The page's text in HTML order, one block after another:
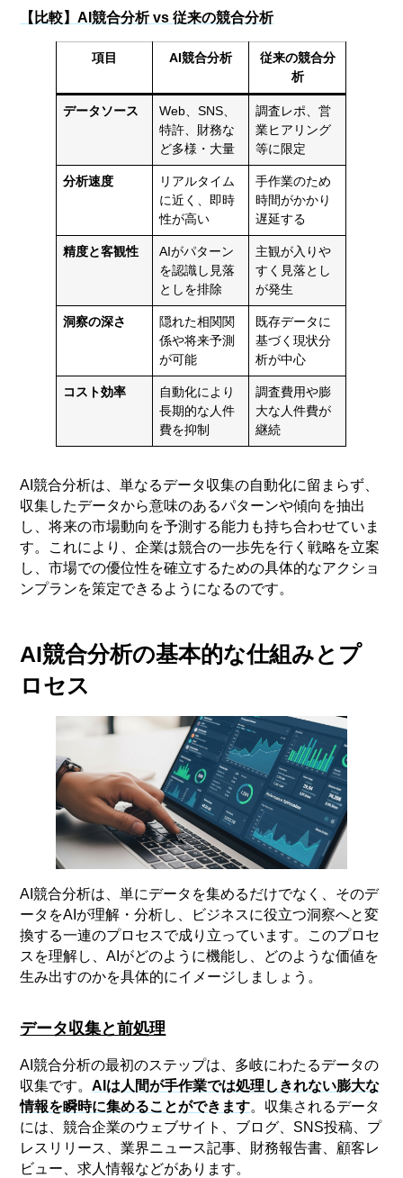
【比較】AI競合分析 vs 従来の競合分析
項目 AI競合分析
従来の競合分
析
データソース
Web、SNS、
特許、財務な
ど多様・大量
調査レポ、営
業ヒアリング
等に限定
分析速度
リアルタイム
に近く、即時
性が高い
手作業のため
時間がかかり
遅延する
精度と客観性
AIがパターン
を認識し見落
としを排除
主観が入りや
すく見落とし
が発生
洞察の深さ
隠れた相関関
係や将来予測
が可能
既存データに
基づく現状分
析が中心
コスト効率
自動化により
長期的な人件
費を抑制
調査費用や膨
大な人件費が
継続
AI競合分析は、単なるデータ収集の自動化に留まらず、
収集したデータから意味のあるパターンや傾向を抽出
し、将来の市場動向を予測する能力も持ち合わせていま
す。これにより、企業は競合の一歩先を行く戦略を立案
し、市場での優位性を確立するための具体的なアクショ
ンプランを策定できるようになるのです。
AI競合分析の基本的な仕組みとプ
ロセス
AI競合分析は、単にデータを集めるだけでなく、そのデ
ータをAIが理解・分析し、ビジネスに役立つ洞察へと変
換する一連のプロセスで成り立っています。このプロセ
スを理解し、AIがどのように機能し、どのような価値を
生み出すのかを具体的にイメージしましょう。
データ収集と前処理
AI競合分析の最初のステップは、多岐にわたるデータの
収集です。AIは人間が手作業では処理しきれない膨大な
情報を瞬時に集めることができます。収集されるデータ
には、競合企業のウェブサイト、ブログ、SNS投稿、プ
レスリリース、業界ニュース記事、財務報告書、顧客レ
ビュー、求人情報などがあります。